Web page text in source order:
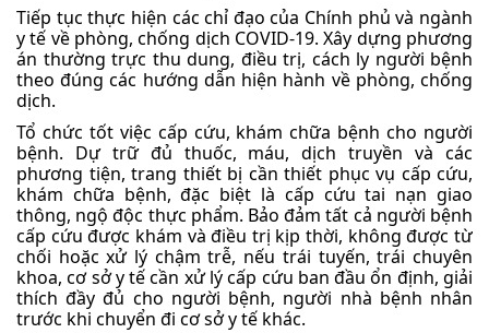
Tiếp tục thực hiện các chỉ đạo của Chính phủ và ngành
y tế về phòng, chống dịch COVID-19. Xây dựng phương
án thường trực thu dung, điều trị, cách ly người bệnh
theo đúng các hướng dẫn hiện hành về phòng, chống
dịch.
Tổ chức tốt việc cấp cứu, khám chữa bệnh cho người
bệnh. Dự trữ đủ thuốc, máu, dịch truyền và các
phương tiện, trang thiết bị cần thiết phục vụ cấp cứu,
khám chữa bệnh, đặc biệt là cấp cứu tai nạn giao
thông, ngộ độc thực phẩm. Bảo đảm tất cả người bệnh
cấp cứu được khám và điều trị kịp thời, không được từ
chối hoặc xử lý chậm trễ, nếu trái tuyến, trái chuyên
khoa, cơ sở y tế cần xử lý cấp cứu ban đầu ổn định, giải
thích đầy đủ cho người bệnh, người nhà bệnh nhân
trước khi chuyển đi cơ sở y tế khác.